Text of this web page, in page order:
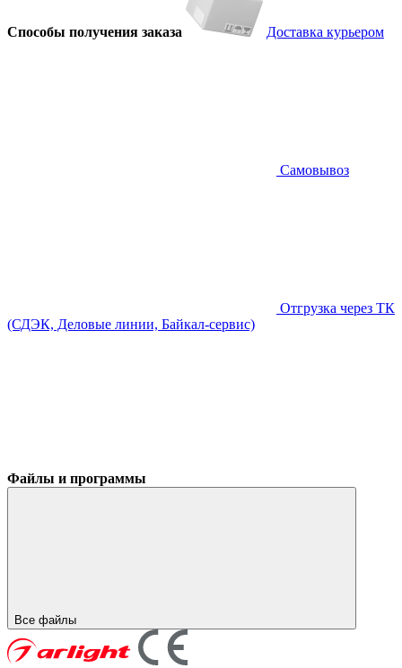
Способы получения заказа Доставка курьером
Самовывоз
Отгрузка через ТК
(СДЭК, Деловые линии, Байкал-сервис)
Файлы и программы
Все файлы